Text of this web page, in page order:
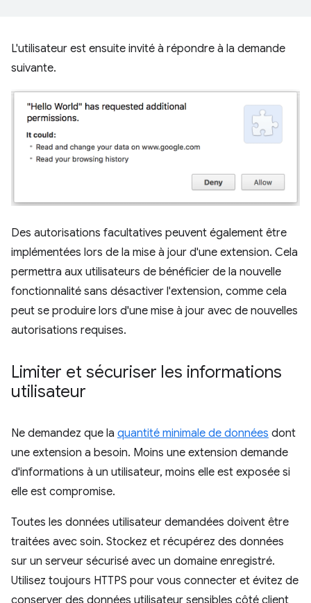
L'utilisateur est ensuite invité à répondre à la demande
suivante.
Des autorisations facultatives peuvent également être
implémentées lors de la mise à jour d'une extension. Cela
permettra aux utilisateurs de bénéficier de la nouvelle
fonctionnalité sans désactiver l'extension, comme cela
peut se produire lors d'une mise à jour avec de nouvelles
autorisations requises.
Limiter et sécuriser les informations
utilisateur
Ne demandez que la quantité minimale de données dont
une extension a besoin. Moins une extension demande
d'informations à un utilisateur, moins elle est exposée si
elle est compromise.
Toutes les données utilisateur demandées doivent être
traitées avec soin. Stockez et récupérez des données
sur un serveur sécurisé avec un domaine enregistré.
Utilisez toujours HTTPS pour vous connecter et évitez de
conserver des données utilisateur sensibles côté client